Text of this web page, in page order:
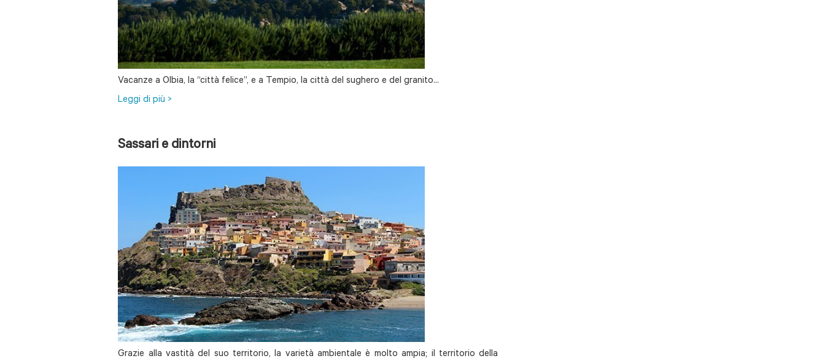
Vacanze a Olbia, la “città felice”, e a Tempio, la città del sughero e del granito...
Leggi di più >
Sassari e dintorni
Grazie alla vastità del suo territorio, la varietà ambientale è molto ampia; il territorio della